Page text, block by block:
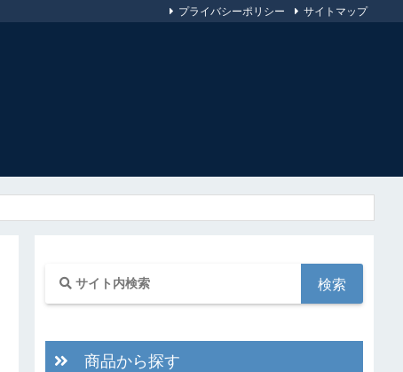
プライバシーポリシー サイトマップ
商品から探す